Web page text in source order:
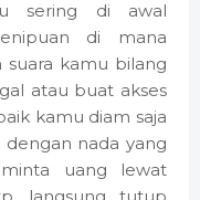
sering di awal
di mana
kamu bilang
atau buat akses
kamu diam saja
nada yang
uang lewat